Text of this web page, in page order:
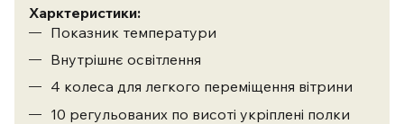
Харктеристики:
Показник температури
Внутрішнє освітлення
4 колеса для легкого переміщення вітрини
10 регульованих по висоті укріплені полки